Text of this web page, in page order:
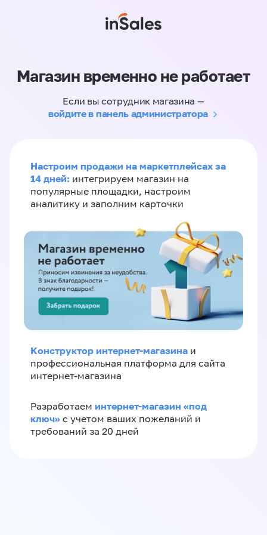
Магазин временно не работает
Если вы сотрудник магазина —
войдите в панель администратора
Настроим продажи на маркетплейсах за
14 дней: интегрируем магазин на
популярные площадки, настроим
аналитику и заполним карточки
Конструктор интернет-магазина и
профессиональная платформа для сайта
интернет-магазина
Разработаем интернет-магазин «‎под
ключ»‎ с учетом ваших пожеланий и
требований за 20 дней